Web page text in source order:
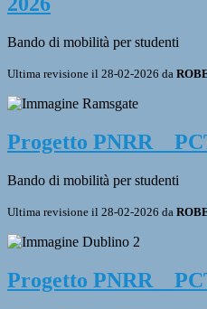
Bando di mobilità per studenti
Ultima revisione il 28-02-2026 da
Progetto PNRR _
Bando di mobilità per studenti
Ultima revisione il 28-02-2026 da
Progetto PNRR _